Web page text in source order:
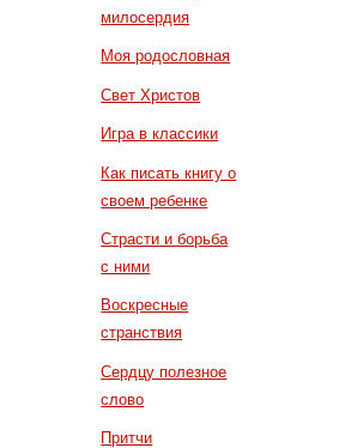
милосердия
Моя родословная
Свет Христов
Игра в классики
Как писать книгу о
своем ребенке
Страсти и борьба
с ними
Воскресные
странствия
Сердцу полезное
слово
Притчи